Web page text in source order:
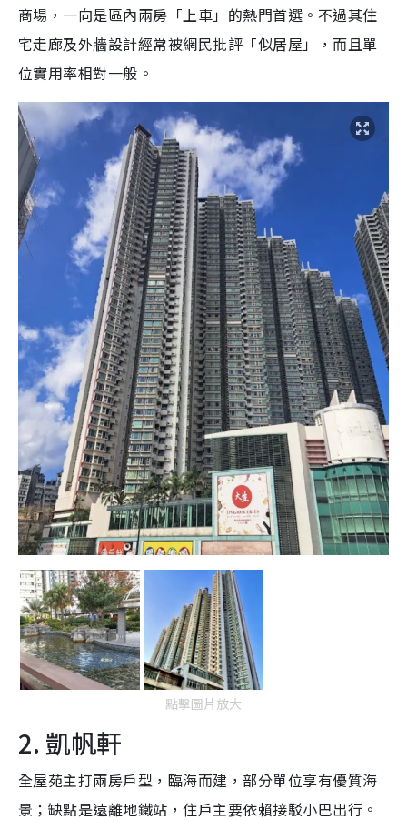
商場，一向是區內兩房「上車」的熱門首選。不過其住
宅走廊及外牆設計經常被網民批評「似居屋」，而且單
位實用率相對一般。
點擊圖片放大
2. 凱帆軒
全屋苑主打兩房戶型，臨海而建，部分單位享有優質海
景；缺點是遠離地鐵站，住戶主要依賴接駁小巴出行。